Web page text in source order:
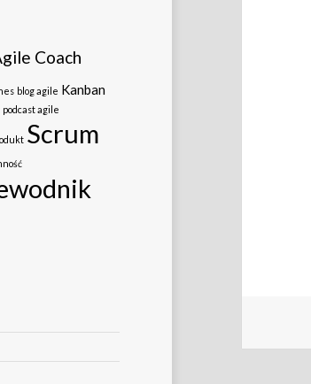
Coach
blog agile Kanban
podcast agile
Scrum